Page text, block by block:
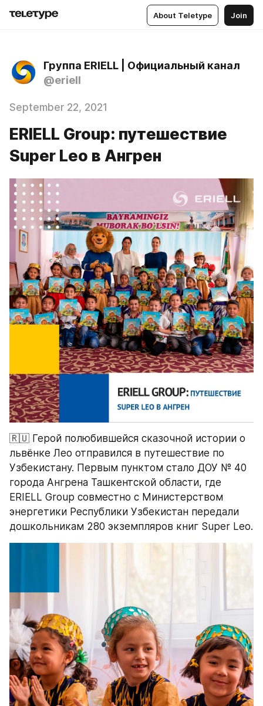
About Teletype Join
Группа ERIELL | Официальный канал
@eriell
September 22, 2021
ERIELL Group: путешествие
Super Leo в Ангрен
🇷🇺 Герой полюбившейся сказочной истории о
львёнке Лео отправился в путешествие по
Узбекистану. Первым пунктом стало ДОУ № 40
города Ангрена Ташкентской области, где
ERIELL Group совместно с Министерством
энергетики Республики Узбекистан передали
дошкольникам 280 экземпляров книг Super Leo.